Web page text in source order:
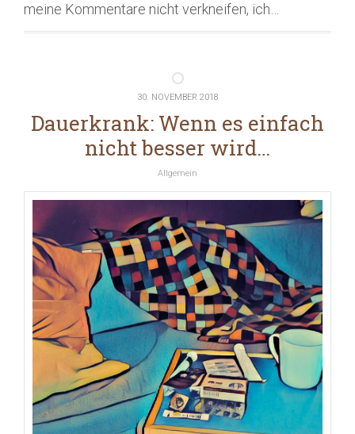
meine Kommentare nicht verkneifen, ich…
30. NOVEMBER 2018
Dauerkrank: Wenn es einfach
nicht besser wird…
Allgemein